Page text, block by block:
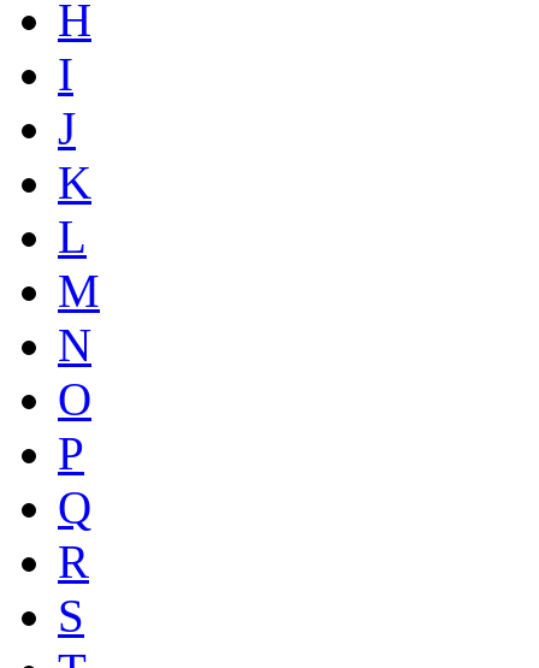
H
I
J
K
L
M
N
O
P
Q
R
S